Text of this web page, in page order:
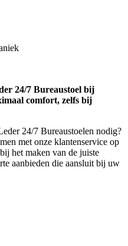
24/7 Bureaustoel bij
comfort, zelfs bij
24/7 Bureaustoelen nodig?
met onze klantenservice op
het maken van de juiste
aanbieden die aansluit bij uw